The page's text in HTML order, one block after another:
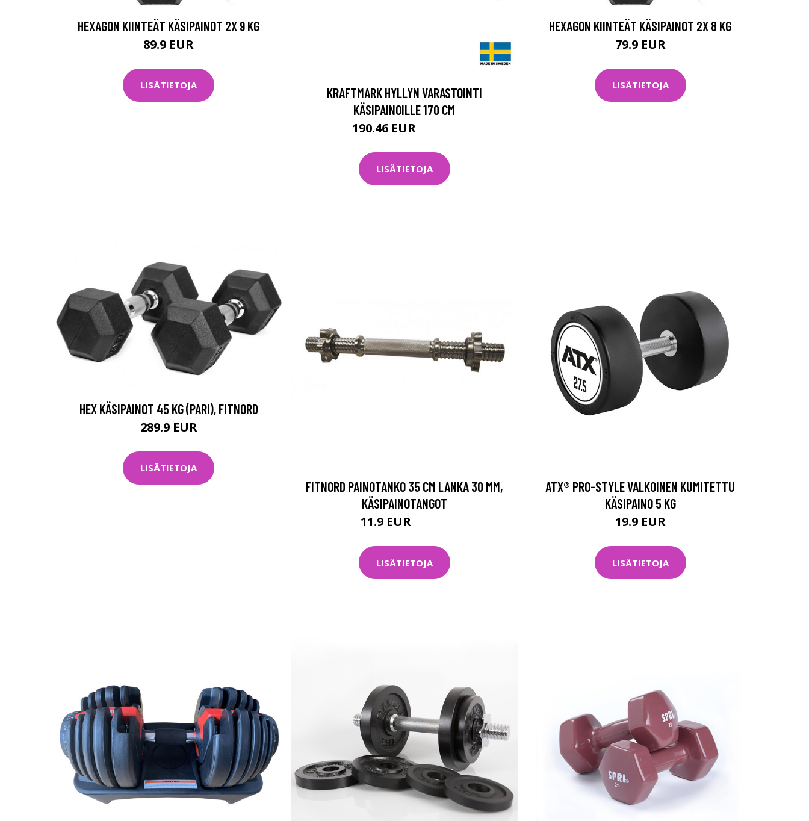
HEXAGON KIINTEÄT KÄSIPAINOT 2X 9 KG
89.9 EUR
LISÄTIETOJA
KRAFTMARK HYLLYN VARASTOINTI
KÄSIPAINOILLE 170 CM
190.46 EUR
LISÄTIETOJA
HEXAGON KIINTEÄT KÄSIPAINOT 2X 8 KG
79.9 EUR
LISÄTIETOJA
HEX KÄSIPAINOT 45 KG (PARI), FITNORD
289.9 EUR
LISÄTIETOJA
FITNORD PAINOTANKO 35 CM LANKA 30 MM,
KÄSIPAINOTANGOT
11.9 EUR
LISÄTIETOJA
ATX® PRO-STYLE VALKOINEN KUMITETTU
KÄSIPAINO 5 KG
19.9 EUR
LISÄTIETOJA